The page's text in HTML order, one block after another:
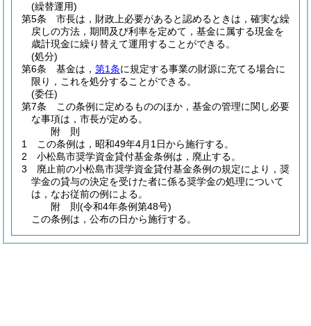
(繰替運用)
第5条
市長は，財政上必要があると認めるときは，確実な繰
戻しの方法，期間及び利率を定めて，基金に属する現金を
歳計現金に繰り替えて運用することができる。
(処分)
第6条
基金は， 第1条に規定する事業の財源に充てる場合に
限り，これを処分することができる。
(委任)
第7条
この条例に定めるもののほか，基金の管理に関し必要
な事項は，市長が定める。
附 則
1
この条例は，昭和49年4月1日から施行する。
2
小松島市奨学資金貸付基金条例は，廃止する。
3
廃止前の小松島市奨学資金貸付基金条例の規定により，奨
学金の貸与の決定を受けた者に係る奨学金の処理について
は，なお従前の例による。
附 則(令和4年条例第48号)
この条例は，公布の日から施行する。